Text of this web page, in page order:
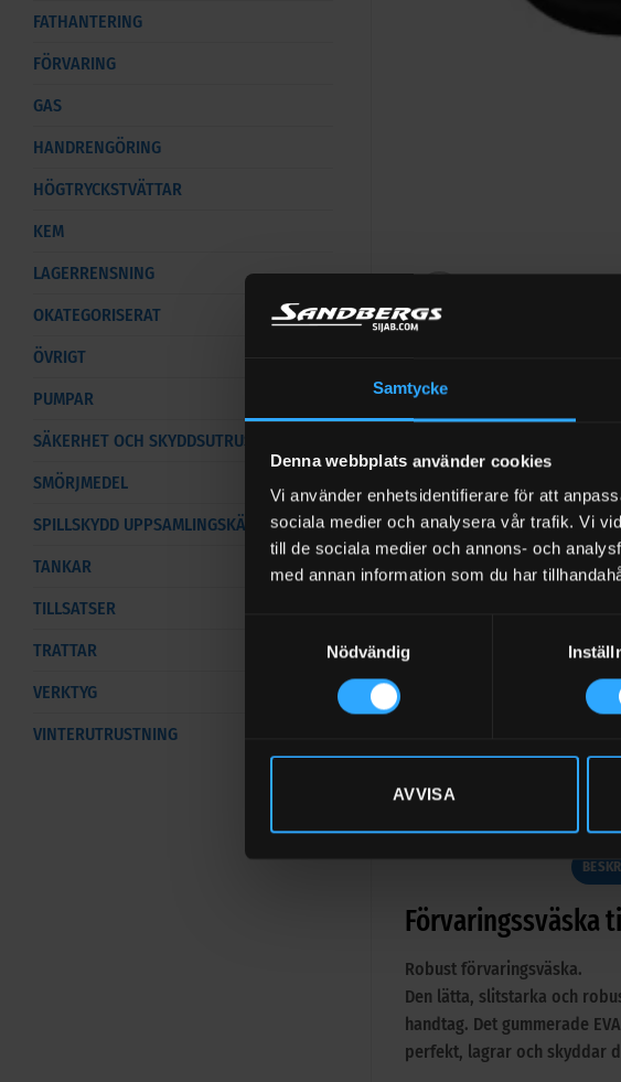
Samtycke
Denna webbplats använder cookies
Vi använder enhetsidentifierare för att
sociala medier och analysera vår trafik. Vi
till de sociala medier och annons- och
med annan information som du har
Nödvändig
AVVISA
FATHANTERING
FÖRVARING
GAS
HANDRENGÖRING
HÖGTRYCKSTVÄTTAR
KEM
LAGERRENSNING
OKATEGORISERAT
ÖVRIGT
PUMPAR
SÄKERHET OCH SKYDDSUTRUSTNING
SMÖRJMEDEL
SPILLSKYDD UPPSAMLINGSKÄRL
TANKAR
TILLSATSER
TRATTAR
VERKTYG
VINTERUTRUSTNING
Förvaringssväska
430krExkl moms
Artikelnr: GBC017
BESTÄLLD TILL LAGER
Förvaringssväska till Noco
Förvaringssväska
Robust förvaringsväska.
Den lätta, slitstarka och
handtag. Det gummerade
perfekt, lagrar och skyddar